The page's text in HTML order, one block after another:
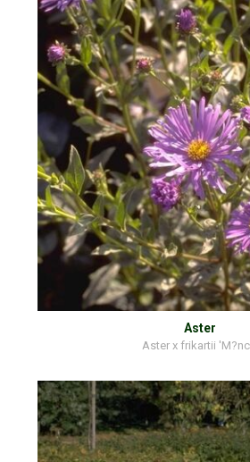
Aster
Aster x frikartii